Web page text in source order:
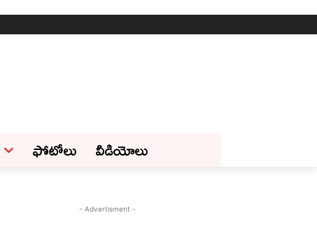
ఫోటోలు వీడియోలు
- Advertisment -